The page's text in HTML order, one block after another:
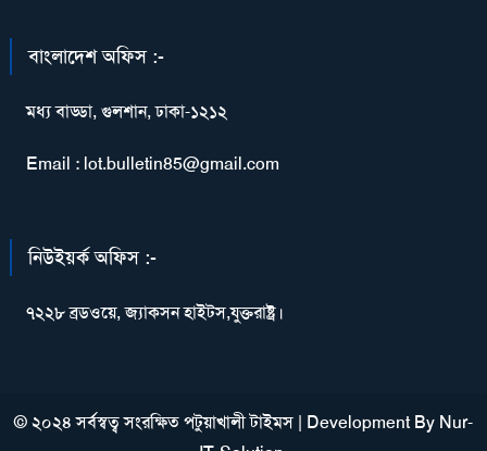
বাংলাদেশ অফিস :-
মধ্য বাড্ডা, গুলশান, ঢাকা-১২১২
Email : lot.bulletin85@gmail.com
নিউইয়র্ক অফিস :-
৭২২৮ ব্রডওয়ে, জ্যাকসন হাইটস,যুক্তরাষ্ট্র।
© ২০২৪ সর্বস্বত্ব সংরক্ষিত পটুয়াখালী টাইমস | Development By Nur-